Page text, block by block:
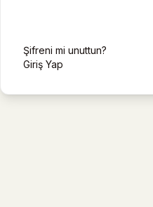
Şifreni mi unuttun?
Giriş Yap